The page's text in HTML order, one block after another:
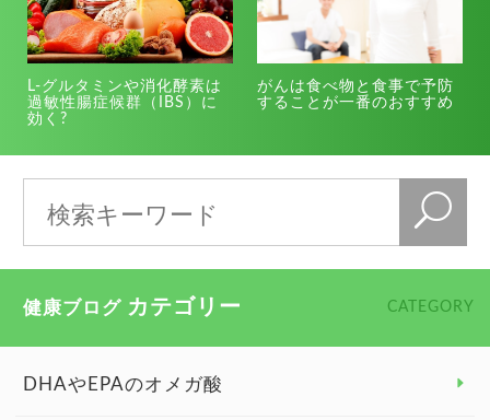
L-グルタミンや消化酵素は
過敏性腸症候群（IBS）に
効く?
がんは食べ物と食事で予防
することが一番のおすすめ
健康ブログ カテゴリー CATEGORY
DHAやEPAのオメガ酸